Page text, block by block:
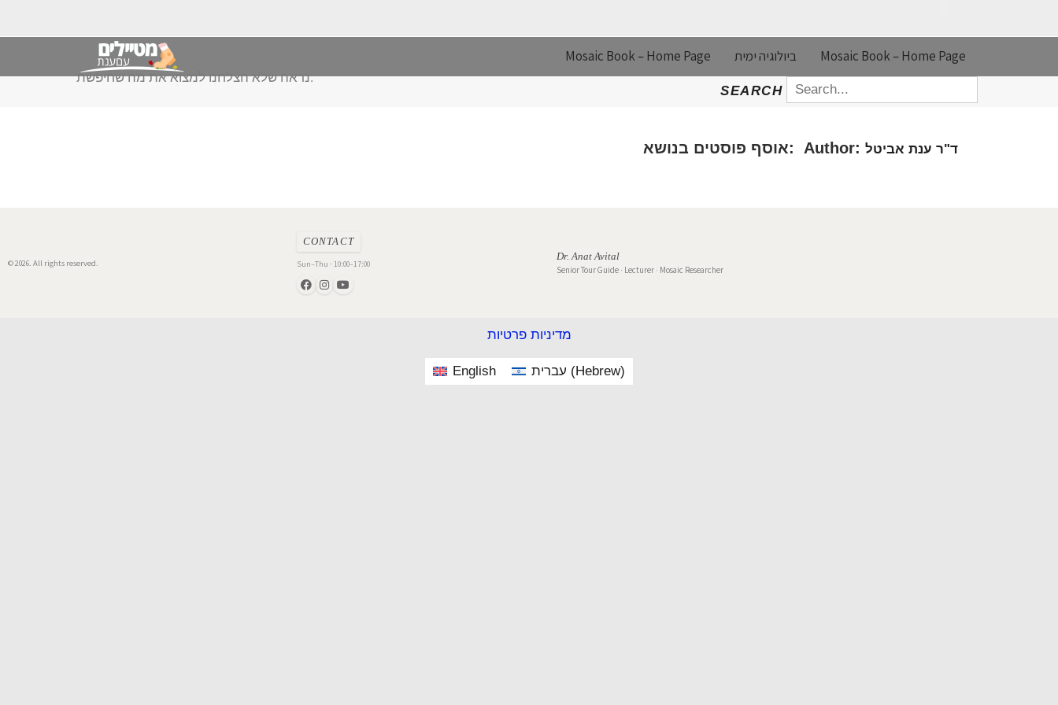
Mosaic Book – Home Page ביולוגיה ימית Mosaic Book – Home Page
SEARCH
SEARCH
FOR:
אוסף פוסטים בנושא: Author: ד"ר ענת אביטל
נראה שלא הצלחנו למצוא את מה שחיפשת.
© 2026. All rights reserved.
CONTACT
Sun–Thu · 10:00–17:00
Dr. Anat Avital
Senior Tour Guide · Lecturer · Mosaic Researcher
מדיניות פרטיות
English עברית (Hebrew)